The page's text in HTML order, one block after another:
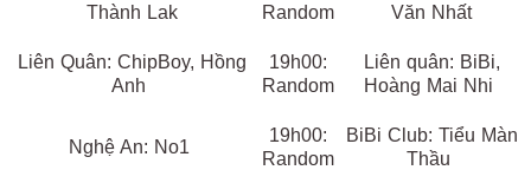
Thành Lak
Random
Văn Nhất
Liên Quân: ChipBoy, Hồng
Anh
19h00:
Random
Liên quân: BiBi,
Hoàng Mai Nhi
Nghệ An: No1
19h00:
Random
BiBi Club: Tiểu Màn
Thầu